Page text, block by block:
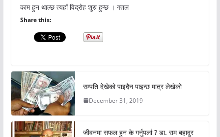
काम हुन थाल्छ त्यहाँ विद्रोह शुरु हुन्छ । गतल
Share this:
सम्पति देखेको पाइदैन पाइन्छ मात्र लेखेको
December 31, 2019
जीवनमा सफल हुन के गर्नुपर्ला ? डा. राम बहादुर